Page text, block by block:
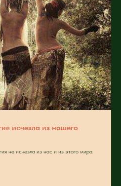
исчезла из нашего
не исчезла из нас и из этого мира